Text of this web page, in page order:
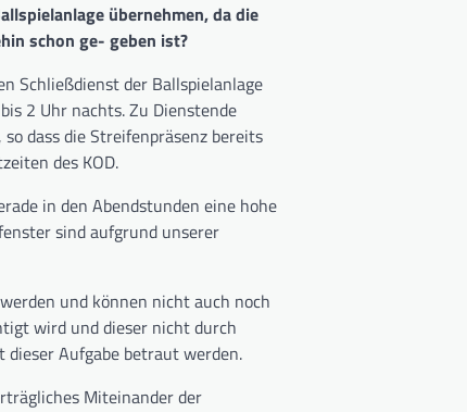
übernehmen, da die
schon ge- geben ist?
Schließdienst der Ballspielanlage
2 Uhr nachts. Zu Dienstende
dass die Streifenpräsenz bereits
des KOD.
in den Abendstunden eine hohe
sind aufgrund unserer
und können nicht auch noch
wird und dieser nicht durch
Aufgabe betraut werden.
Miteinander der